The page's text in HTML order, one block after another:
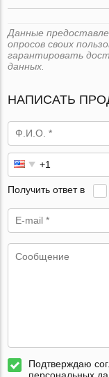
Данные
опросов своих
гарантировать
данных.
НАПИСАТЬ
Получить ответ в
Подтверждаю
персональных